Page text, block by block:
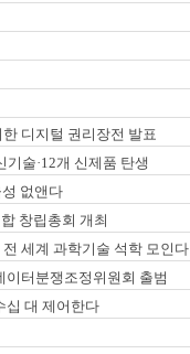
디지털 권리장전 발표
술·12개 신제품 탄생
없앤다
창립총회 개최
세계 과학기술 석학 모인다
이터분쟁조정위원회 출범
십 대 제어한다